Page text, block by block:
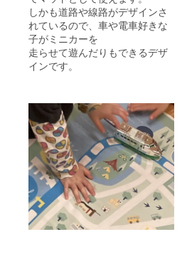
しかも道路や線路がデザインさ
れているので、車や電車好きな
子がミニカーを
走らせて遊んだりもできるデザ
インです。